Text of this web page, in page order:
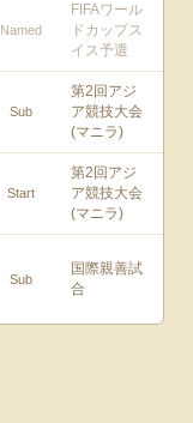
Named
FIFAワール
ドカップス
イス予選
Sub
第2回アジ
ア競技大会
(マニラ)
Start
第2回アジ
ア競技大会
(マニラ)
Sub
国際親善試
合